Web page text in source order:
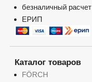
безналичный расчет
ЕРИП
Каталог товаров
FÖRCH